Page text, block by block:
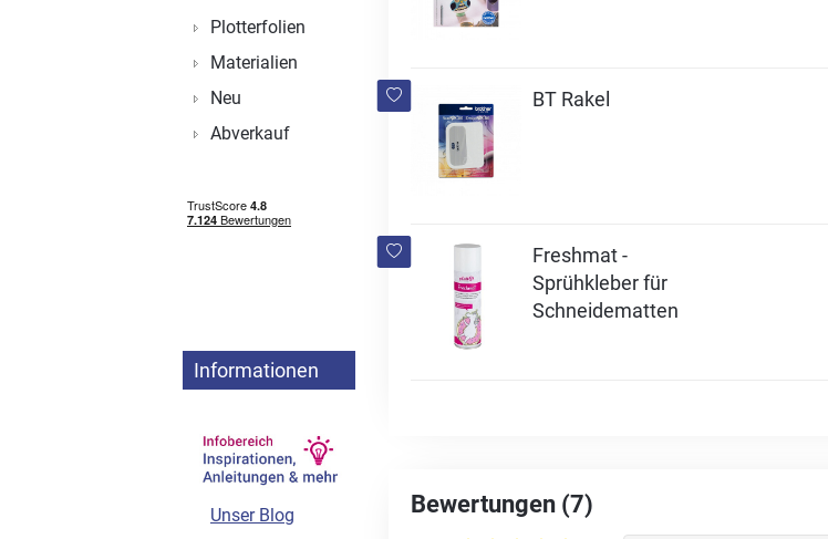
BT Rakel
Freshmat -
Sprühkleber für
Schneidematten
Bewertungen (7)
Plotterfolien
Materialien
Neu
Abverkauf
Informationen
Unser Blog